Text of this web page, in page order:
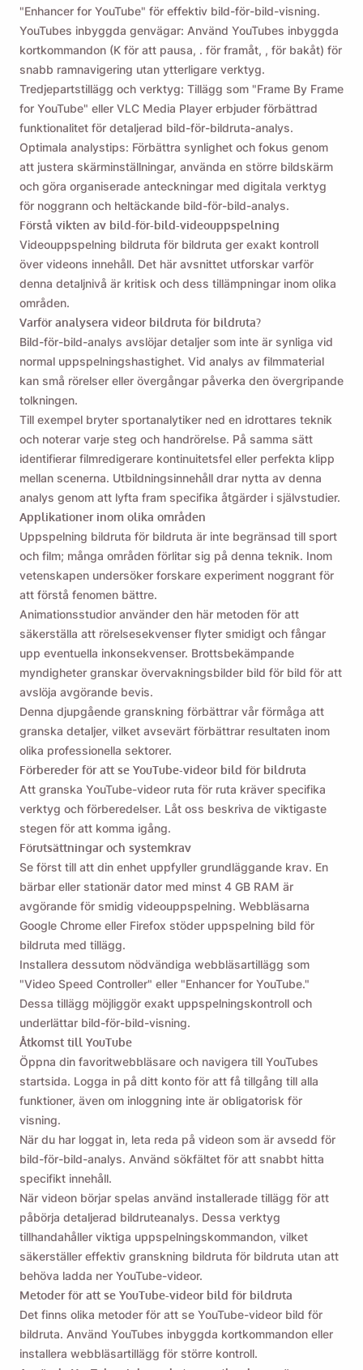
"Enhancer for YouTube" för effektiv bild-för-bild-visning.
YouTubes inbyggda genvägar: Använd YouTubes inbyggda
kortkommandon (K för att pausa, . för framåt, , för bakåt) för
snabb ramnavigering utan ytterligare verktyg.
Tredjepartstillägg och verktyg: Tillägg som "Frame By Frame
for YouTube" eller VLC Media Player erbjuder förbättrad
funktionalitet för detaljerad bild-för-bildruta-analys.
Optimala analystips: Förbättra synlighet och fokus genom
att justera skärminställningar, använda en större bildskärm
och göra organiserade anteckningar med digitala verktyg
för noggrann och heltäckande bild-för-bild-analys.
Förstå vikten av bild-för-bild-videouppspelning
Videouppspelning bildruta för bildruta ger exakt kontroll
över videons innehåll. Det här avsnittet utforskar varför
denna detaljnivå är kritisk och dess tillämpningar inom olika
områden.
Varför analysera videor bildruta för bildruta?
Bild-för-bild-analys avslöjar detaljer som inte är synliga vid
normal uppspelningshastighet. Vid analys av filmmaterial
kan små rörelser eller övergångar påverka den övergripande
tolkningen.
Till exempel bryter sportanalytiker ned en idrottares teknik
och noterar varje steg och handrörelse. På samma sätt
identifierar filmredigerare kontinuitetsfel eller perfekta klipp
mellan scenerna. Utbildningsinnehåll drar nytta av denna
analys genom att lyfta fram specifika åtgärder i självstudier.
Applikationer inom olika områden
Uppspelning bildruta för bildruta är inte begränsad till sport
och film; många områden förlitar sig på denna teknik. Inom
vetenskapen undersöker forskare experiment noggrant för
att förstå fenomen bättre.
Animationsstudior använder den här metoden för att
säkerställa att rörelsesekvenser flyter smidigt och fångar
upp eventuella inkonsekvenser. Brottsbekämpande
myndigheter granskar övervakningsbilder bild för bild för att
avslöja avgörande bevis.
Denna djupgående granskning förbättrar vår förmåga att
granska detaljer, vilket avsevärt förbättrar resultaten inom
olika professionella sektorer.
Förbereder för att se YouTube-videor bild för bildruta
Att granska YouTube-videor ruta för ruta kräver specifika
verktyg och förberedelser. Låt oss beskriva de viktigaste
stegen för att komma igång.
Förutsättningar och systemkrav
Se först till att din enhet uppfyller grundläggande krav. En
bärbar eller stationär dator med minst 4 GB RAM är
avgörande för smidig videouppspelning. Webbläsarna
Google Chrome eller Firefox stöder uppspelning bild för
bildruta med tillägg.
Installera dessutom nödvändiga webbläsartillägg som
"Video Speed ​​Controller" eller "Enhancer for YouTube."
Dessa tillägg möjliggör exakt uppspelningskontroll och
underlättar bild-för-bild-visning.
Åtkomst till YouTube
Öppna din favoritwebbläsare och navigera till YouTubes
startsida. Logga in på ditt konto för att få tillgång till alla
funktioner, även om inloggning inte är obligatorisk för
visning.
När du har loggat in, leta reda på videon som är avsedd för
bild-för-bild-analys. Använd sökfältet för att snabbt hitta
specifikt innehåll.
När videon börjar spelas använd installerade tillägg för att
påbörja detaljerad bildruteanalys. Dessa verktyg
tillhandahåller viktiga uppspelningskommandon, vilket
säkerställer effektiv granskning bildruta för bildruta utan att
behöva ladda ner YouTube-videor.
Metoder för att se YouTube-videor bild för bildruta
Det finns olika metoder för att se YouTube-videor bild för
bildruta. Använd YouTubes inbyggda kortkommandon eller
installera webbläsartillägg för större kontroll.